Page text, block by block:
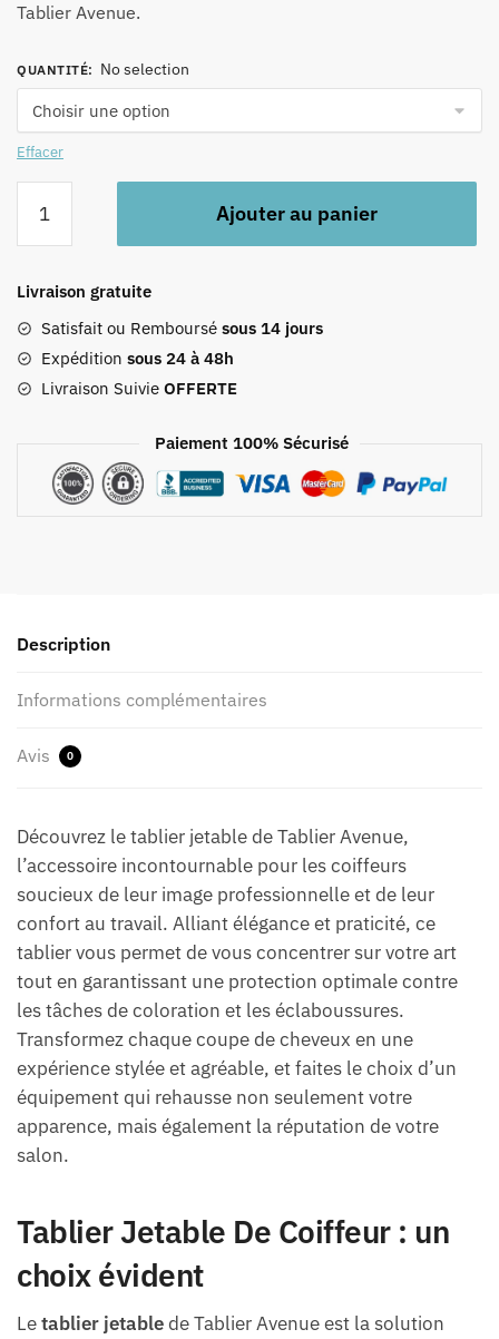
Tablier Avenue.
QUANTITÉ: No selection
Effacer
Tablier
De
Coiffeur
Ajouter au panier
Livraison gratuite
Satisfait ou Remboursé sous 14 jours
Expédition sous 24 à 48h
Livraison Suivie OFFERTE
Paiement 100% Sécurisé
Description
Informations complémentaires
Avis 0
Découvrez le tablier jetable de Tablier Avenue,
l’accessoire incontournable pour les coiffeurs
soucieux de leur image professionnelle et de leur
confort au travail. Alliant élégance et praticité, ce
tablier vous permet de vous concentrer sur votre art
tout en garantissant une protection optimale contre
les tâches de coloration et les éclaboussures.
Transformez chaque coupe de cheveux en une
expérience stylée et agréable, et faites le choix d’un
équipement qui rehausse non seulement votre
apparence, mais également la réputation de votre
salon.
Tablier Jetable De Coiffeur : un
choix évident
Letablier jetablede Tablier Avenue est la solution